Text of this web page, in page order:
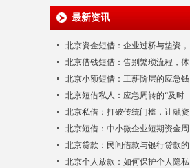
最新资讯
北京资金短借：企业过桥与垫资，
打通资金链的“任督二脉”
北京借钱短借：告别繁琐流程，体
验极速融资新速度
北京小额短借：工薪阶层的应急钱
包，灵活周转无压力
北京短借私人：应急周转的“及时
雨”，如何安全度过难关？
北京私借：打破传统门槛，让融资
更有人情味
北京短借：中小微企业短期资金周
转的“加速器”
北京贷款：民间借款与银行贷款的
互补与融合
北京个人放款：如何保护个人隐私